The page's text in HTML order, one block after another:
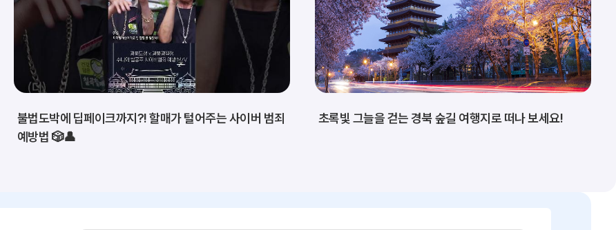
불법도박에 딥페이크까지?! 할매가 털어주는 사이버 범죄
예방법 🎲👤
초록빛 그늘을 걷는 경북 숲길 여행지로 떠나 보세요!